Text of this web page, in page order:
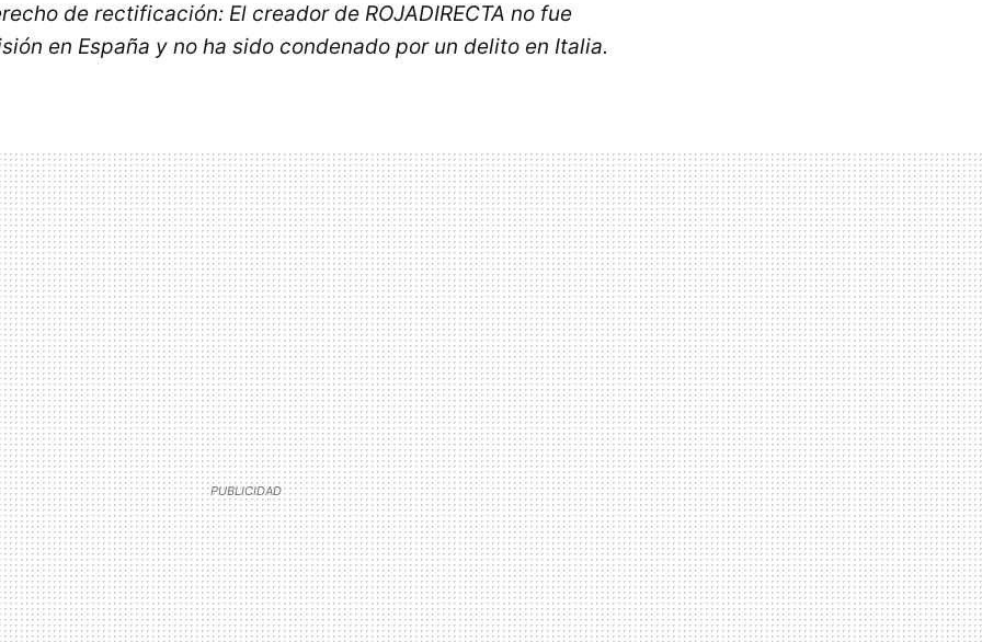
de rectificación: El creador de ROJADIRECTA no fue
en España y no ha sido condenado por un delito en Italia.